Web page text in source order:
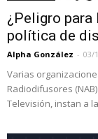
¿Peligro para
política de
Alpha González - 03/
Varias
Radiodifusores
Televisión, instan a